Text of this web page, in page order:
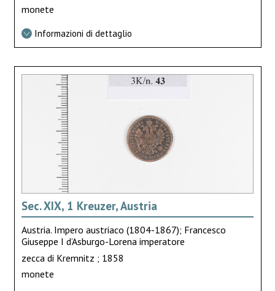
monete
Informazioni di dettaglio
Sec. XIX, 1 Kreuzer, Austria
Austria. Impero austriaco (1804-1867); Francesco
Giuseppe I d’Asburgo-Lorena imperatore
zecca di Kremnitz ; 1858
monete